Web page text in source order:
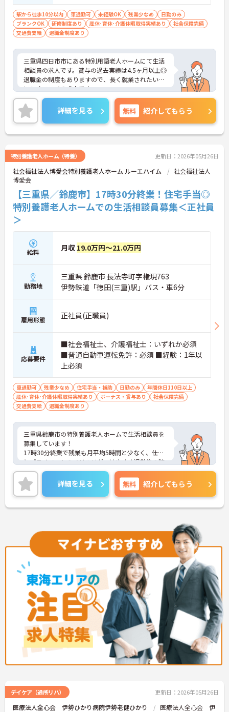
駅から徒歩10分以内 車通勤可 未経験OK 残業少なめ
日勤のみ
ブランクOK
研修制度あり 産休･育休･介護休暇取得実績あり
社会保険完備
交通費支給
退職金制度あり
三重県四日市市にある特別用語老人ホームにて生活
相談員の求人です。賞与の過去実績は4.5ヶ月以上◎
退職金の制度もありますので、長く就業されたい方
にもオススメの求人です。
職員間も仲が良く、非常にアットホームな環境で
す。ご興味をお持ちの方には詳細の情報や面接のポ
イントをお伝えしますのでお気軽にお問い合わせく
ださいませ。
詳細を見る 無料 紹介してもらう
特別養護老人ホーム（特養） 更新日：2026年05月26日
社会福祉法人博愛会特別養護老人ホーム ルーエハイム
社会福祉法人
博愛会
【三重県／鈴鹿市】17時30分終業！住宅手当◎
特別養護老人ホームでの生活相談員募集＜正社員
＞
給料 月収 19.0万円～21.0万円
勤務地
三重県 鈴鹿市 長法寺町字権現763
伊勢鉄道「徳田(三重)駅」バス・車6分
雇用形態 正社員(正職員)
応募要件
■社会福祉士、介護福祉士：いずれか必須
■普通自動車運転免許：必須 ■経験：1年以
上必須
車通勤可 残業少なめ 住宅手当・補助 日勤のみ
年間休日110日以上
産休･育休･介護休暇取得実績あり
ボーナス・賞与あり
社会保険完備
交通費支給
退職金制度あり
三重県鈴鹿市の特別養護老人ホームで生活相談員を
募集しています！
17時30分終業で残業も月平均5時間と少なく、仕事
とプライベートのメリハリがつけやすく退勤後の時
間も充実させることができます◎住宅手当や扶養手
当があり、生活に嬉しい制度も整っております♪
ご興味のある方は、面接のポイントをお伝えします
のでお気軽にご連絡ください！
詳細を見る 無料 紹介してもらう
デイケア（通所リハ） 更新日：2026年05月26日
医療法人全心会 伊勢ひかり病院伊勢老健ひかり
医療法人全心会 伊